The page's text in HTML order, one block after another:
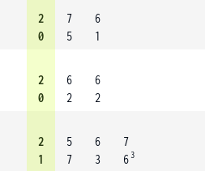
2
0
7
5
6
1
2
0
6
2
6
2
2
1
5
7
6
3
7
6 3